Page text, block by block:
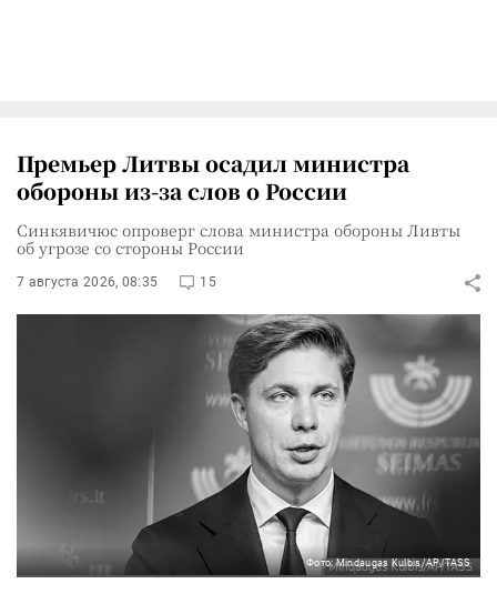
Премьер Литвы осадил министра
обороны из-за слов о России
Синкявичюс опроверг слова министра обороны Ливты
об угрозе со стороны России
7 августа 2026, 08:35 15
Фото: Mindaugas Kulbis/AP/TASS